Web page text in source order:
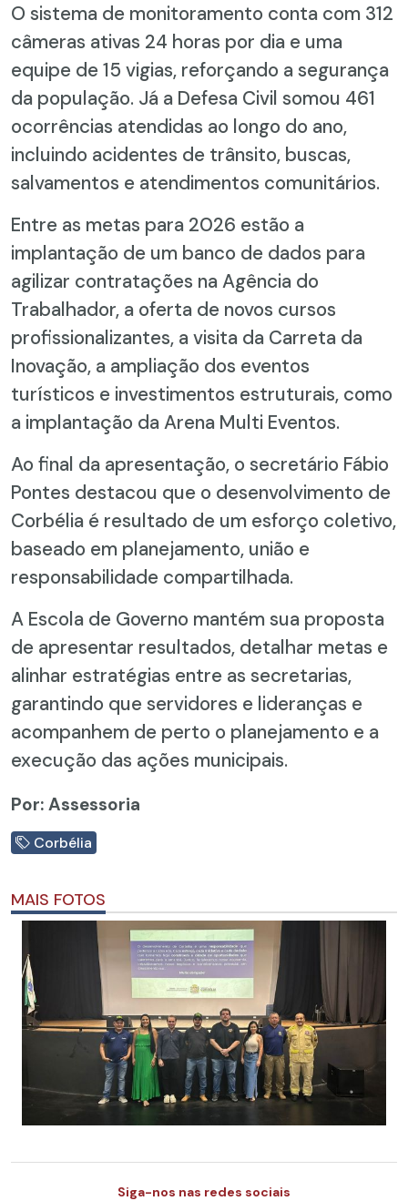
O sistema de monitoramento conta com 312
câmeras ativas 24 horas por dia e uma
equipe de 15 vigias, reforçando a segurança
da população. Já a Defesa Civil somou 461
ocorrências atendidas ao longo do ano,
incluindo acidentes de trânsito, buscas,
salvamentos e atendimentos comunitários.
Entre as metas para 2026 estão a
implantação de um banco de dados para
agilizar contratações na Agência do
Trabalhador, a oferta de novos cursos
profissionalizantes, a visita da Carreta da
Inovação, a ampliação dos eventos
turísticos e investimentos estruturais, como
a implantação da Arena Multi Eventos.
Ao final da apresentação, o secretário Fábio
Pontes destacou que o desenvolvimento de
Corbélia é resultado de um esforço coletivo,
baseado em planejamento, união e
responsabilidade compartilhada.
A Escola de Governo mantém sua proposta
de apresentar resultados, detalhar metas e
alinhar estratégias entre as secretarias,
garantindo que servidores e lideranças e
acompanhem de perto o planejamento e a
execução das ações municipais.
Por: Assessoria
Corbélia
MAIS FOTOS
Siga-nos nas redes sociais